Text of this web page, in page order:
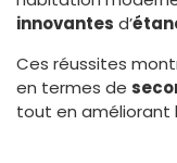
innovantes d’
Ces réussites
en termes de
tout en améliorant